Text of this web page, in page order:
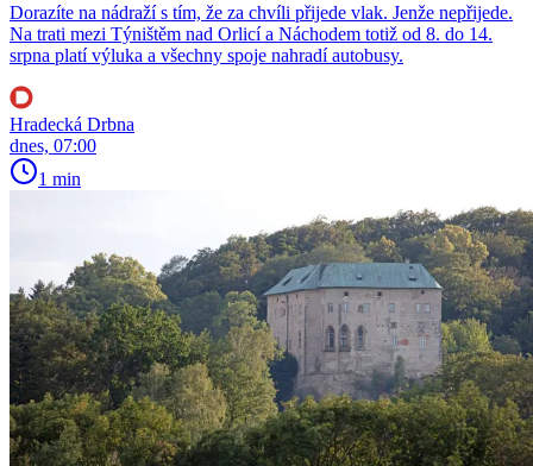
Dorazíte na nádraží s tím, že za chvíli přijede vlak. Jenže nepřijede.
Na trati mezi Týništěm nad Orlicí a Náchodem totiž od 8. do 14.
srpna platí výluka a všechny spoje nahradí autobusy.
Hradecká Drbna
dnes, 07:00
1 min